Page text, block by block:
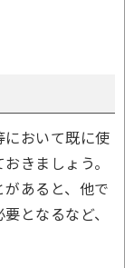
おいて既に使
きましょう。
あると、他で
となるなど、